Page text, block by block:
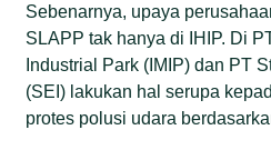
Sebenarnya, upaya
SLAPP tak hanya di IHIP. Di
Industrial Park (IMIP) dan PT
(SEI) lakukan hal serupa
protes polusi udara